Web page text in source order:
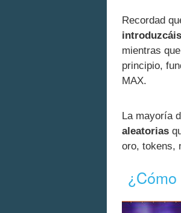
Recordad
introduzcáis
mientras
principio,
MAX.
La mayoría
aleatorias
oro, tokens,